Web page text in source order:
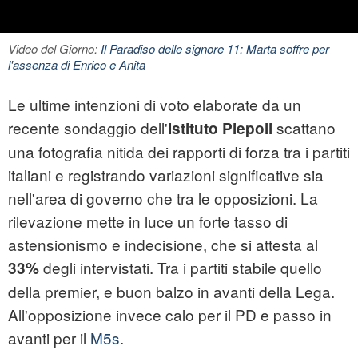
Video del Giorno:Il Paradiso delle signore 11: Marta soffre per
l'assenza di Enrico e Anita
Le ultime intenzioni di voto elaborate da un
recente sondaggio dell'Istituto Piepoli scattano
una fotografia nitida dei rapporti di forza tra i partiti
italiani e registrando variazioni significative sia
nell'area di governo che tra le opposizioni. La
rilevazione mette in luce un forte tasso di
astensionismo e indecisione, che si attesta al
33%degli intervistati. Tra i partiti stabile quello
della premier, e buon balzo in avanti della Lega.
All'opposizione invece calo per il PD e passo in
avanti per il M5s.